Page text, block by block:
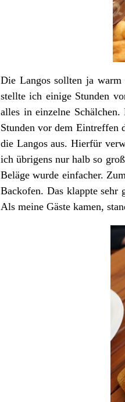
Die Langos sollten ja warm
stellte ich einige Stunden
alles in einzelne
Stunden vor dem Eintreffen
die Langos aus. Hierfür
ich übrigens nur halb so
Beläge wurde einfacher.
Backofen. Das klappte sehr
Als meine Gäste kamen,